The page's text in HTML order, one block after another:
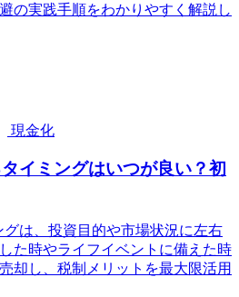
の実践手順をわかりやすく解説し
現金化
イミングはいつが良い？初
は、投資目的や市場状況に左右
た時やライフイベントに備えた時
却し、税制メリットを最大限活用